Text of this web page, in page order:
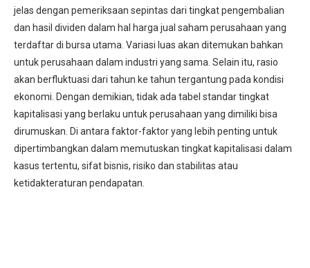
jelas dengan pemeriksaan sepintas dari tingkat pengembalian
dan hasil dividen dalam hal harga jual saham perusahaan yang
terdaftar di bursa utama. Variasi luas akan ditemukan bahkan
untuk perusahaan dalam industri yang sama. Selain itu, rasio
akan berfluktuasi dari tahun ke tahun tergantung pada kondisi
ekonomi. Dengan demikian, tidak ada tabel standar tingkat
kapitalisasi yang berlaku untuk perusahaan yang dimiliki bisa
dirumuskan. Di antara faktor-faktor yang lebih penting untuk
dipertimbangkan dalam memutuskan tingkat kapitalisasi dalam
kasus tertentu, sifat bisnis, risiko dan stabilitas atau
ketidakteraturan pendapatan.